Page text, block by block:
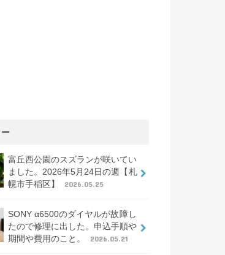
富丘西公園のスズランが咲いてい
ました。2026年5月24日の週【札
幌市手稲区】
2026.05.25
SONY α6500のダイヤルが故障し
たので修理に出した。申込手順や
期間や費用のこと。
2026.05.21